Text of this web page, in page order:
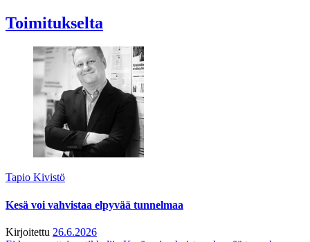
Toimitukselta
Tapio Kivistö
Kesä voi vahvistaa elpyvää tunnelmaa
Kirjoitettu 26.6.2026